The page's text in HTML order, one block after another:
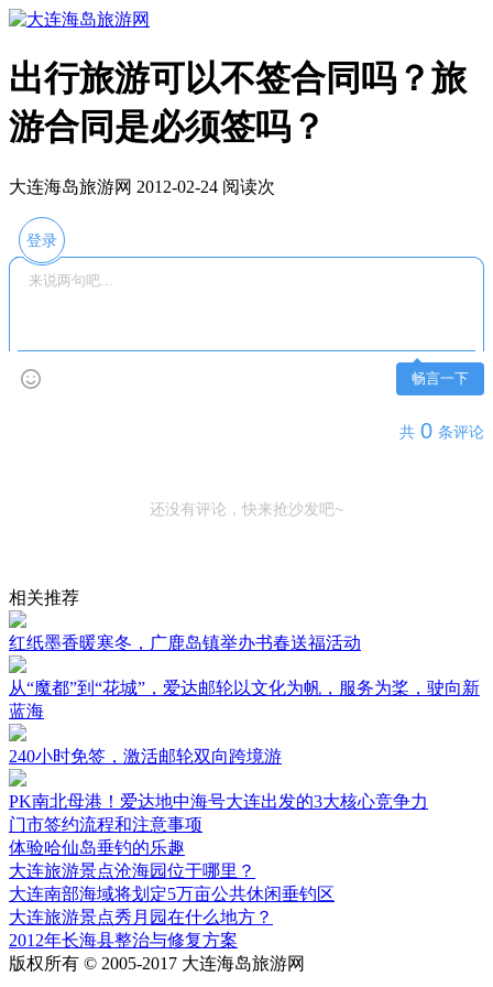
出行旅游可以不签合同吗？旅
游合同是必须签吗？
大连海岛旅游网 2012-02-24 阅读次
登录
畅言一下
共 0 条评论
还没有评论，快来抢沙发吧~
相关推荐
红纸墨香暖寒冬，广鹿岛镇举办书春送福活动
从“魔都”到“花城”，爱达邮轮以文化为帆，服务为桨，驶向新
蓝海
240小时免签，激活邮轮双向跨境游
PK南北母港！爱达地中海号大连出发的3大核心竞争力
门市签约流程和注意事项
体验哈仙岛垂钓的乐趣
大连旅游景点沧海园位于哪里？
大连南部海域将划定5万亩公共休闲垂钓区
大连旅游景点秀月园在什么地方？
2012年长海县整治与修复方案
版权所有 © 2005-2017 大连海岛旅游网